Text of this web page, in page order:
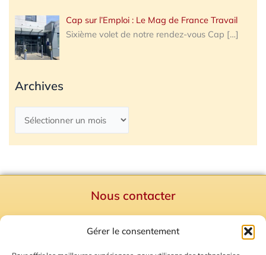
Gérer le consentement
Cap sur l’Emploi : Le Mag de France Travail
Sixième volet de notre rendez-vous Cap […]
Archives
Nous contacter
Mentions Légales
Plan du site